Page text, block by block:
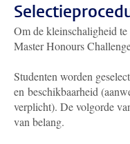
Om de kleinschaligheid
Master Honours
Studenten worden
en beschikbaarheid
verplicht). De volgorde
van belang.